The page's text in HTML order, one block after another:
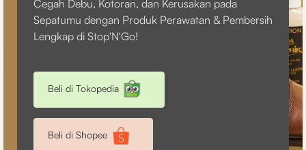
Cegah Debu, Kotoran, dan Kerusakan pada
Sepatumu dengan Produk Perawatan & Pembersih
Lengkap di Stop'N'Go!
Beli di Tokopedia
Beli di Shopee